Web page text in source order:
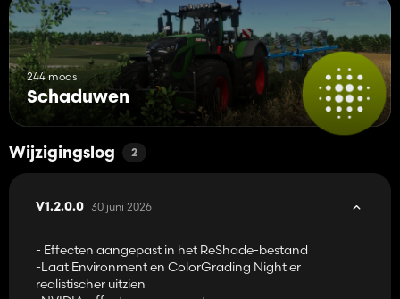
244 mods
Schaduwen
Wijzigingslog 2
V1.2.0.0 30 juni 2026
- Effecten aangepast in het ReShade-bestand
-Laat Environment en ColorGrading Night er
realistischer uitzien